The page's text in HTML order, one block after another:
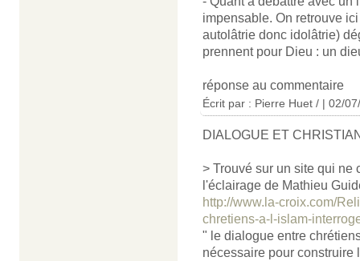
impensable. On retrouve
autolâtrie donc idolâtrie)
prennent pour Dieu : un
réponse au commentaire
Écrit par : Pierre Huet / | 02/
DIALOGUE ET
> Trouvé sur un site qui ne
l'éclairage de Mathieu
http://www.la-croix.com/
chretiens-a-l-islam-
" le dialogue entre
nécessaire pour construire